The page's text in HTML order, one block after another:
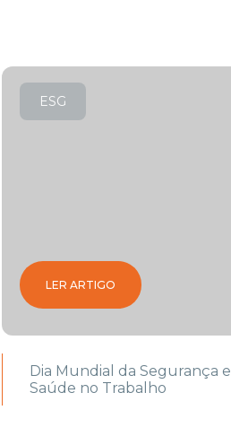
ESG
LER ARTIGO
Dia Mundial da Segurança e
Saúde no Trabalho